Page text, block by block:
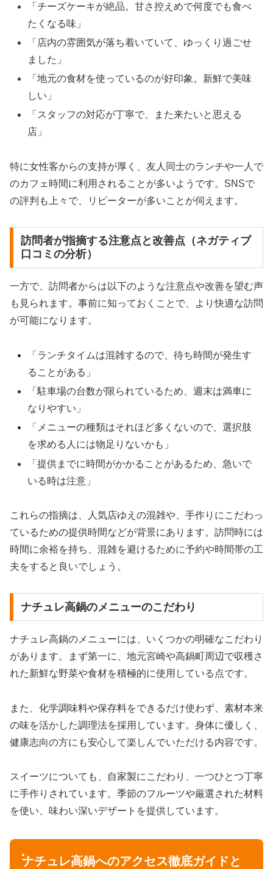
「チーズケーキが絶品。甘さ控えめで何度でも食べ
たくなる味」
「店内の雰囲気が落ち着いていて、ゆっくり過ごせ
ました」
「地元の食材を使っているのが好印象。新鮮で美味
しい」
「スタッフの対応が丁寧で、また来たいと思える
店」
特に女性客からの支持が厚く、友人同士のランチや一人で
のカフェ時間に利用されることが多いようです。SNSで
の評判も上々で、リピーターが多いことが伺えます。
訪問者が指摘する注意点と改善点（ネガティブ
口コミの分析）
一方で、訪問者からは以下のような注意点や改善を望む声
も見られます。事前に知っておくことで、より快適な訪問
が可能になります。
「ランチタイムは混雑するので、待ち時間が発生す
ることがある」
「駐車場の台数が限られているため、週末は満車に
なりやすい」
「メニューの種類はそれほど多くないので、選択肢
を求める人には物足りないかも」
「提供までに時間がかかることがあるため、急いで
いる時は注意」
これらの指摘は、人気店ゆえの混雑や、手作りにこだわっ
ているための提供時間などが背景にあります。訪問時には
時間に余裕を持ち、混雑を避けるために予約や時間帯の工
夫をすると良いでしょう。
ナチュレ高鍋のメニューのこだわり
ナチュレ高鍋のメニューには、いくつかの明確なこだわり
があります。まず第一に、地元宮崎や高鍋町周辺で収穫さ
れた新鮮な野菜や食材を積極的に使用している点です。
また、化学調味料や保存料をできるだけ使わず、素材本来
の味を活かした調理法を採用しています。身体に優しく、
健康志向の方にも安心して楽しんでいただける内容です。
スイーツについても、自家製にこだわり、一つひとつ丁寧
に手作りされています。季節のフルーツや厳選された材料
を使い、味わい深いデザートを提供しています。
ナチュレ高鍋へのアクセス徹底ガイドと